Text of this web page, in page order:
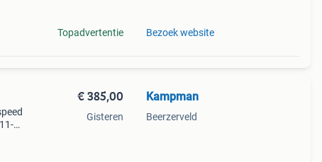
Topadvertentie Bezoek website
€ 385,00
Gisteren
Kampman
Beerzerveld